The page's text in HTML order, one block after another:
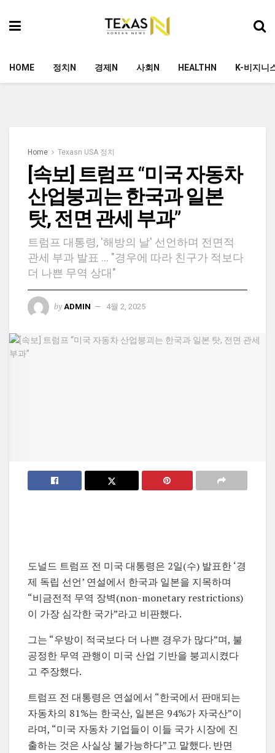
HOME 정치N 경제N 사회N HEALTHN K-비지니
Home Texasn USA 정치
[속보] 트럼프 “미국 자동차
산업붕괴는 한국과 일본
탓, 전면 관세 부과”
트럼프 대통령, '해방의 날' 선언하며 전면적
관세 부과 발표​ ... "경우에 따라 친구가 적보다
더 나쁜 무역 상대"
by ADMIN 4월 2, 2025
도널드 트럼프 전 미국 대통령은 2일(수) 발표한 ‘경
제 독립 선언’ 연설에서 한국과 일본을 지목하며
“비금전적 무역 장벽(non-monetary restrictions)
이 가장 심각한 국가”라고 비판했다.
그는 “우방이 적국보다 더 나쁜 경우가 많다”며, 불
공정한 무역 관행이 미국 산업 기반을 붕괴시켰다
고 주장했다.
트럼프 전 대통령은 연설에서 “한국에서 판매되는
자동차의 81%는 한국산, 일본은 94%가 자국산”이
라며, “미국 자동차 기업들이 이들 국가 시장에 진
출하는 것은 사실상 불가능하다”고 말했다. 반면